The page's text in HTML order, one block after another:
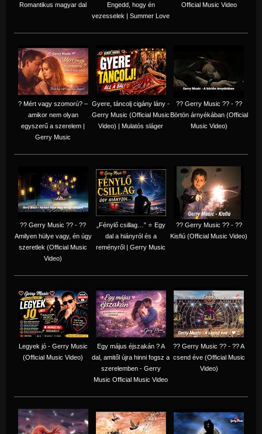
Romantikus magyar dal
Engedd, hogy én
vezesselek | Summer Love
Official Music Video
? Mért vagy szomorú? –
amikor nem olyan
egyszerű a szerelem |
Gerry Music
Gyere, táncolj cigány lány -
Gerry Music (Official Music
Video) | Mulatós sláger
?? Gerry Music ?? - ??
Börtön árnyékában (Official
Music Video)
?? Gerry Music ?? - ??
Amilyen hülye vagy, én úgy
szeretlek (Official Music
Video)
„Fénylő csillag…” ⭐ Egy
dal a hiányról és a
reményről | Gerry Music
?? Gerry Music ?? - ??
Kisfiú (Official Music Video)
Legyek jó - Gerry Music
(Official Music Video)
Egy május éjszakán ? A
dal, amitől újra hinni fogsz a
szerelemben - Gerry
Music Official Music Video
?? Gerry Music ?? - ?? A
csend éve (Official Music
Video)